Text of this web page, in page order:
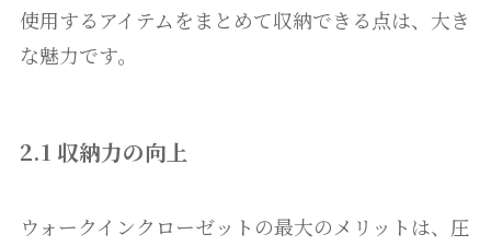
使用するアイテムをまとめて収納できる点は、大き
な魅力です。
2.1 収納力の向上
ウォークインクローゼットの最大のメリットは、圧